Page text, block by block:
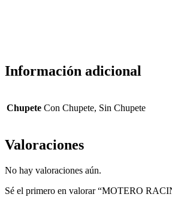
Información adicional
Chupete Con Chupete, Sin Chupete
Valoraciones
No hay valoraciones aún.
Sé el primero en valorar “MOTERO